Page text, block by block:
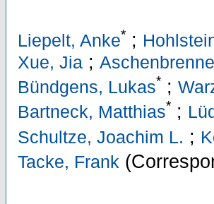
Liepelt, Anke* ;
Xue, Jia ;
Bündgens, Lukas* ;
Bartneck, Matthias* ;
Schultze, Joachim L. ;
Tacke, Frank